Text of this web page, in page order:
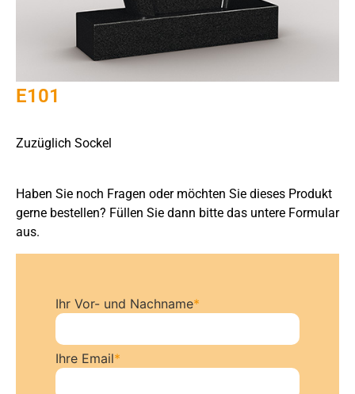
E101
Zuzüglich Sockel
Haben Sie noch Fragen oder möchten Sie dieses Produkt
gerne bestellen? Füllen Sie dann bitte das untere Formular
aus.
Ihr Vor- und Nachname*
Ihre Email*